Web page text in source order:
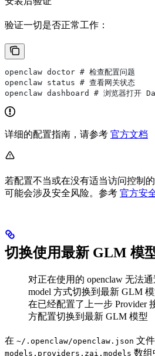
验证一切是否正常工作：
openclaw doctor # 检查配置问题
openclaw status # 查看网关状态
openclaw dashboard # 浏览器打开
详细的配置指南，请参考 官方文档
若配置不当或在没有适当访问控制
可能会涉及安全风险。参考 官方安
切换使用最新 GLM 模
对正在使用的 openclaw 无法
model 方式切换到最新 GLM
在已经配置了上一步 Provider
方配置切换到最新 GLM 模型
在 ~/.openclaw/openclaw.json 文
models.providers.zai.models 数组